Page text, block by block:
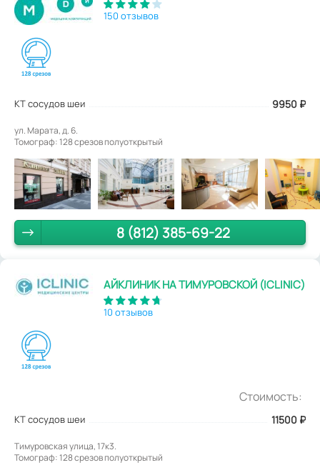
150 отзывов
КТ сосудов шеи 9950 ₽
ул. Марата, д. 6.
Томограф: 128 срезов полуоткрытый
8 (812) 385-69-22
АЙКЛИНИК НА ТИМУРОВСКОЙ (ICLINIC)
10 отзывов
Стоимость:
КТ сосудов шеи 11500 ₽
Тимуровская улица, 17к3.
Томограф: 128 срезов полуоткрытый